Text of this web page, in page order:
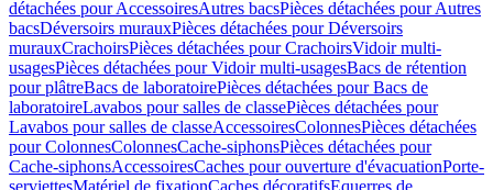
détachées pour AccessoiresAutres bacsPièces détachées pour Autres
bacsDéversoirs murauxPièces détachées pour Déversoirs
murauxCrachoirsPièces détachées pour CrachoirsVidoir multi-
usagesPièces détachées pour Vidoir multi-usagesBacs de rétention
pour plâtreBacs de laboratoirePièces détachées pour Bacs de
laboratoireLavabos pour salles de classePièces détachées pour
Lavabos pour salles de classeAccessoiresColonnesPièces détachées
pour ColonnesColonnesCache-siphonsPièces détachées pour
Cache-siphonsAccessoiresCaches pour ouverture d'évacuationPorte-
serviettesMatériel de fixationCaches décoratifsEquerres de